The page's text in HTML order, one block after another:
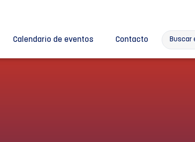
Calendario de eventos Contacto